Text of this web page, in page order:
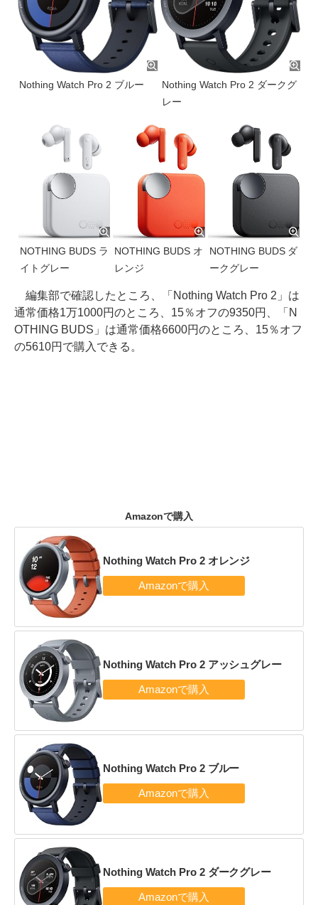
Nothing Watch Pro 2 ブルー
Nothing Watch Pro 2 ダークグ
レー
NOTHING BUDS ラ
イトグレー
NOTHING BUDS オ
レンジ
NOTHING BUDS ダ
ークグレー
編集部で確認したところ、「Nothing Watch Pro 2」は
通常価格1万1000円のところ、15％オフの9350円、「N
OTHING BUDS」は通常価格6600円のところ、15％オフ
の5610円で購入できる。
Amazonで購入
Nothing Watch Pro 2 オレンジ
Nothing Watch Pro 2 アッシュグレー
Nothing Watch Pro 2 ブルー
Nothing Watch Pro 2 ダークグレー